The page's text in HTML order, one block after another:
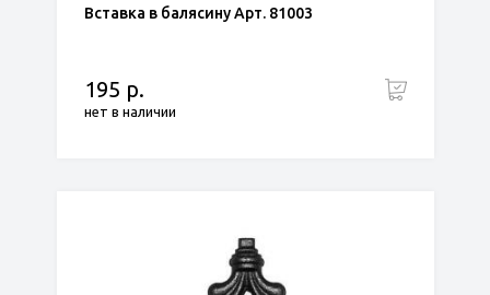
Вставка в балясину Арт. 81003
195 р.
нет в наличии